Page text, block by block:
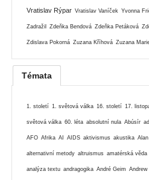
Vratislav Rýpar Vratislav Vaníček Yvonna
Zadražil Zdeňka Bendová Zdeňka Petáková
Zdislava Pokorná Zuzana Kříhová Zuzana
Témata
1. století 1. světová válka 16. století 17.
světová válka 60. léta absolutní nula Abúsír
AFO Afrika AI AIDS aktivismus akustika
alternativní metody altruismus amatérská věda
analýza textu andragogika André Geim